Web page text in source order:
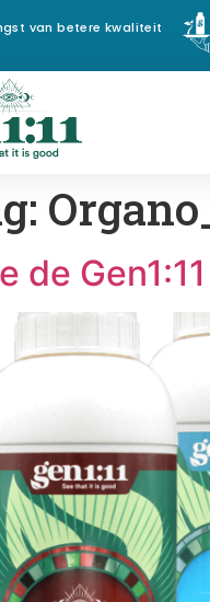
van betere kwaliteit
de